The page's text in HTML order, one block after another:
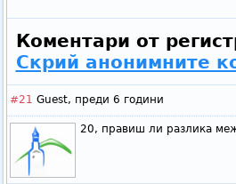
Коментари от
Скрий анонимните
#21 Guest, преди 6 години
20, правиш ли разлика